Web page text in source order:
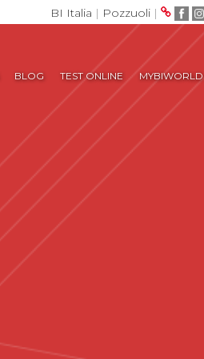
BI Italia | Pozzuoli |
BLOG TEST ONLINE MYBIWORLD